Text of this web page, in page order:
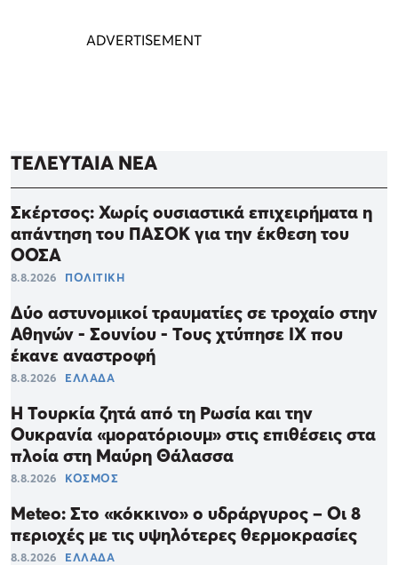
ΤΕΛΕΥΤΑΙΑ ΝΕΑ
Σκέρτσος: Χωρίς ουσιαστικά επιχειρήματα η
απάντηση του ΠΑΣΟΚ για την έκθεση του
ΟΟΣΑ
8.8.2026 ΠΟΛΙΤΙΚΗ
Δύο αστυνομικοί τραυματίες σε τροχαίο στην
Αθηνών - Σουνίου - Τους χτύπησε ΙΧ που
έκανε αναστροφή
8.8.2026 ΕΛΛΑΔΑ
Η Τουρκία ζητά από τη Ρωσία και την
Ουκρανία «μορατόριουμ» στις επιθέσεις στα
πλοία στη Μαύρη Θάλασσα
8.8.2026 ΚΟΣΜΟΣ
Meteo: Στο «κόκκινο» ο υδράργυρος – Οι 8
περιοχές με τις υψηλότερες θερμοκρασίες
8.8.2026 ΕΛΛΑΔΑ